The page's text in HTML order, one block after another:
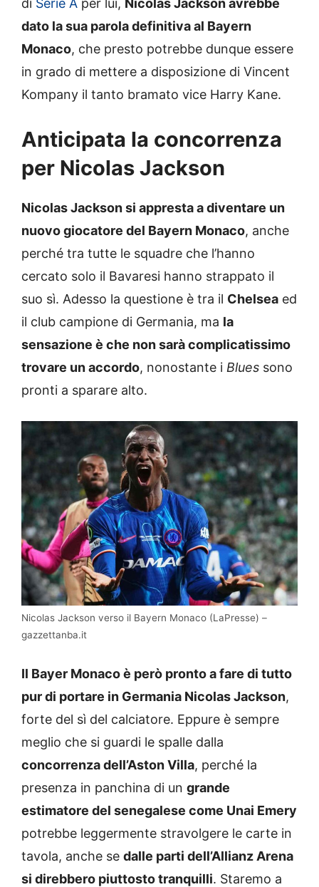
di Serie A per lui, Nicolas Jackson avrebbe
dato la sua parola definitiva al Bayern
Monaco, che presto potrebbe dunque essere
in grado di mettere a disposizione di Vincent
Kompany il tanto bramato vice Harry Kane.
Anticipata la concorrenza
per Nicolas Jackson
Nicolas Jackson si appresta a diventare un
nuovo giocatore del Bayern Monaco, anche
perché tra tutte le squadre che l’hanno
cercato solo il Bavaresi hanno strappato il
suo sì. Adesso la questione è tra il Chelsea ed
il club campione di Germania, ma la
sensazione è che non sarà complicatissimo
trovare un accordo, nonostante i Blues sono
pronti a sparare alto.
Nicolas Jackson verso il Bayern Monaco (LaPresse) –
gazzettanba.it
Il Bayer Monaco è però pronto a fare di tutto
pur di portare in Germania Nicolas Jackson,
forte del sì del calciatore. Eppure è sempre
meglio che si guardi le spalle dalla
concorrenza dell’Aston Villa, perché la
presenza in panchina di un grande
estimatore del senegalese come Unai Emery
potrebbe leggermente stravolgere le carte in
tavola, anche se dalle parti dell’Allianz Arena
si direbbero piuttosto tranquilli. Staremo a